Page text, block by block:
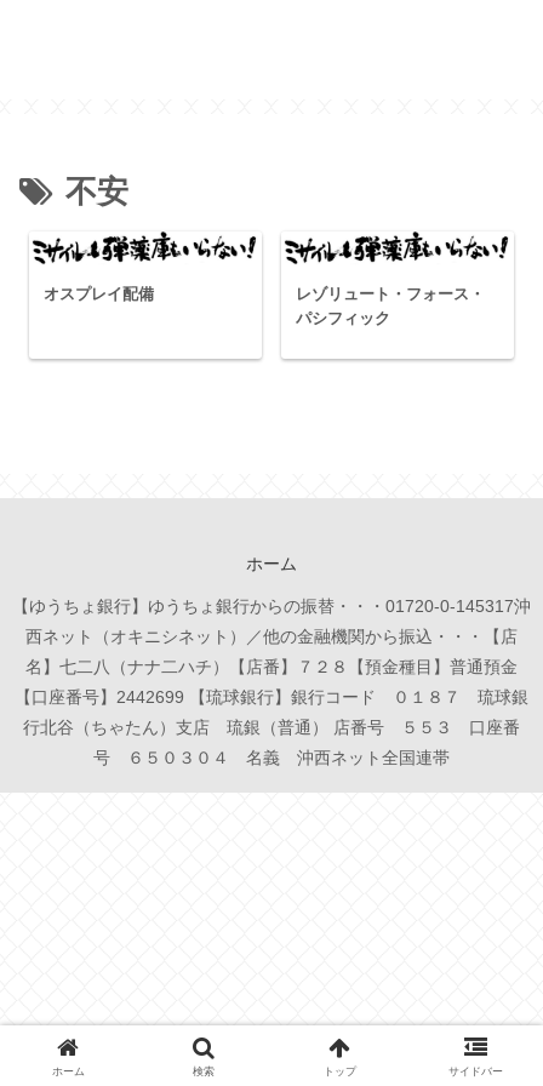
不安
オスプレイ配備
レゾリュート・フォース・
パシフィック
ホーム
【ゆうちょ銀行】ゆうちょ銀行からの振替・・・01720-0-145317沖
西ネット（オキニシネット）／他の金融機関から振込・・・【店
名】七二八（ナナ二ハチ）【店番】７２８【預金種目】普通預金
【口座番号】2442699 【琉球銀行】銀行コード ０１８７ 琉球銀
行北谷（ちゃたん）支店 琉銀（普通） 店番号 ５５３ 口座番
号 ６５０３０４ 名義 沖西ネット全国連帯
ホーム 検索 トップ サイドバー